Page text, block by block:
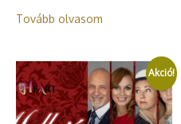
Tovább olvasom
Akció!